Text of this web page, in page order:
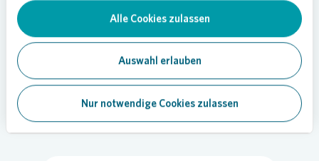
Alle Cookies zulassen
Auswahl erlauben
Nur notwendige Cookies zulassen
können dort Sport treiben.